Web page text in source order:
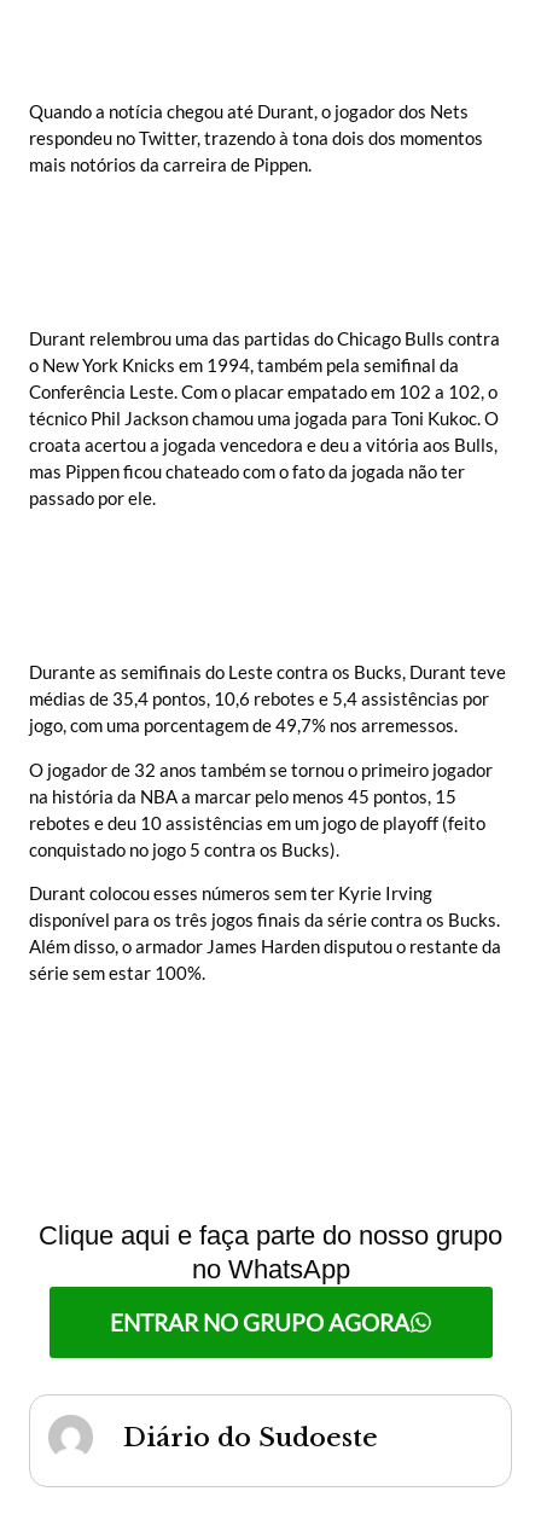
Quando a notícia chegou até Durant, o jogador dos Nets
respondeu no Twitter, trazendo à tona dois dos momentos
mais notórios da carreira de Pippen.
Durant relembrou uma das partidas do Chicago Bulls contra
o New York Knicks em 1994, também pela semifinal da
Conferência Leste. Com o placar empatado em 102 a 102, o
técnico Phil Jackson chamou uma jogada para Toni Kukoc. O
croata acertou a jogada vencedora e deu a vitória aos Bulls,
mas Pippen ficou chateado com o fato da jogada não ter
passado por ele.
Durante as semifinais do Leste contra os Bucks, Durant teve
médias de 35,4 pontos, 10,6 rebotes e 5,4 assistências por
jogo, com uma porcentagem de 49,7% nos arremessos.
O jogador de 32 anos também se tornou o primeiro jogador
na história da NBA a marcar pelo menos 45 pontos, 15
rebotes e deu 10 assistências em um jogo de playoff (feito
conquistado no jogo 5 contra os Bucks).
Durant colocou esses números sem ter Kyrie Irving
disponível para os três jogos finais da série contra os Bucks.
Além disso, o armador James Harden disputou o restante da
série sem estar 100%.
Clique aqui e faça parte do nosso grupo
no WhatsApp
ENTRAR NO GRUPO AGORA
Diário do Sudoeste